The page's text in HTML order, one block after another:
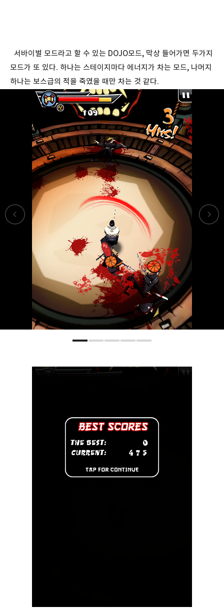
서바이벌 모드라고 할 수 있는 DOJO모드, 막상 들어가면 두가지
모드가 또 있다. 하나는 스테이지마다 에너지가 차는 모드, 나머지
하나는 보스급의 적을 죽였을 때만 차는 것 같다.